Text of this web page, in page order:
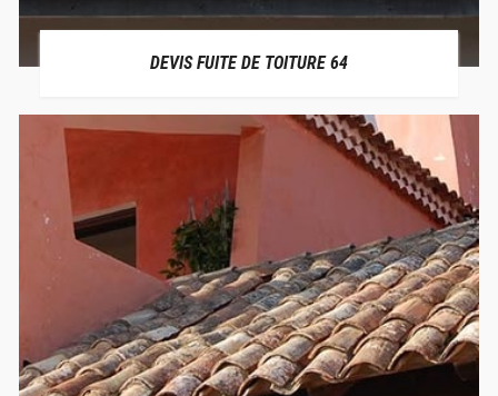
DEVIS FUITE DE TOITURE 64